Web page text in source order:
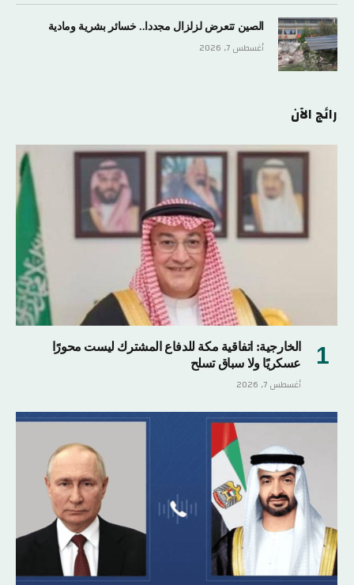
الصين تتعرض لزلزال مجددا.. خسائر بشرية ومادية
أغسطس 7, 2026
رائج الآن
الخارجية: اتفاقية مكة للدفاع المشترك ليست محورًا
عسكريًا ولا سباق تسلح
أغسطس 7, 2026